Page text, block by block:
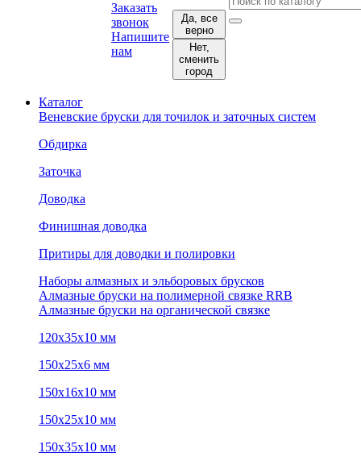
Заказать
звонок
Напишите
нам
Да, все
верно
Нет,
сменить
город
Каталог
Веневские бруски для точилок и заточных систем
Обдирка
Заточка
Доводка
Финишная доводка
Притиры для доводки и полировки
Наборы алмазных и эльборовых брусков
Алмазные бруски на полимерной связке RRB
Алмазные бруски на органической связке
120х35х10 мм
150х25х6 мм
150х16х10 мм
150х25х10 мм
150х35х10 мм